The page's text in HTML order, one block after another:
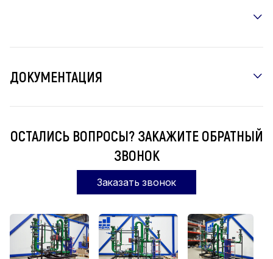
ДОКУМЕНТАЦИЯ
ОСТАЛИСЬ ВОПРОСЫ? ЗАКАЖИТЕ ОБРАТНЫЙ
ЗВОНОК
Заказать звонок